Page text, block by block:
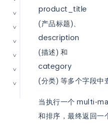
product_title
product_title
(产品标题)、
description
description
(描述) 和
category
category
(分类) 等多个字段中
当执行一个 multi-
和排序，最终返回一